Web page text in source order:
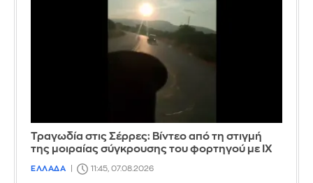
Τραγωδία στις Σέρρες: Βίντεο από τη στιγμή
της μοιραίας σύγκρουσης του φορτηγού με ΙΧ
ΕΛΛΑΔΑ 11:45, 07.08.2026